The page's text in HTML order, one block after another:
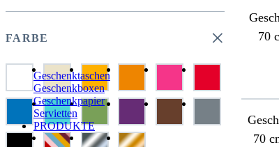
Geschenktaschen
Geschenkboxen
Geschenkpapier
Servietten
PRODUKTE
FARBE ×
70
70